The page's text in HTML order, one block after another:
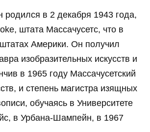
родился в 2 декабря 1943 года,
штата Массачусетс, что в
Америки. Он получил
изобразительных искусств и
в 1965 году Массачусетский
и степень магистра изящных
обучаясь в Университете
в Урбана-Шампейн, в 1967